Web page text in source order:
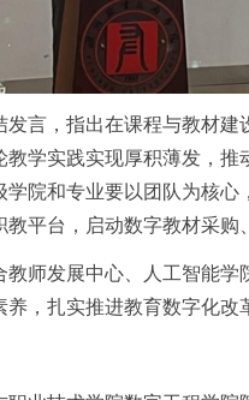
言，指出在课程与教材
教学实践实现厚积薄发，
院和专业要以团队为核
平台，启动数字教材采购
教师发展中心、人工智能
，扎实推进教育数字化改